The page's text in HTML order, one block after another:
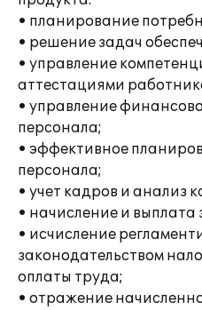
• планирование
• решение задач
• управление
аттестациями
• управление
персонала;
• эффективное
персонала;
• учет кадров и анализ
• начисление и
• исчисление
законодательством
оплаты труда;
• отражение